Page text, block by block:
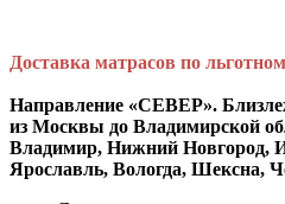
Доставка матрасов по
Направление «СЕВЕР».
из Москвы до Владимирской
Владимир, Нижний Новгород,
Ярославль, Вологда, Шексна,